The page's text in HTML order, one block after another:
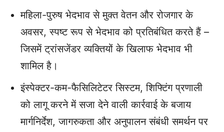
महिला-पुरुष भेदभाव से मुक्‍त वेतन और रोजगार के
अवसर, स्पष्ट रूप से भेदभाव को प्रतिबंधित करते हैं –
जिसमें ट्रांसजेंडर व्यक्तियों के खिलाफ भेदभाव भी
शामिल है।
इंस्पेक्टर-कम-फैसिलिटेटर सिस्टम, शिफ्टिंग प्रणाली
को लागू करने में सजा देने वाली कार्रवाई के बजाय
मार्गनिर्देश, जागरुकता और अनुपालन संबंधी समर्थन पर